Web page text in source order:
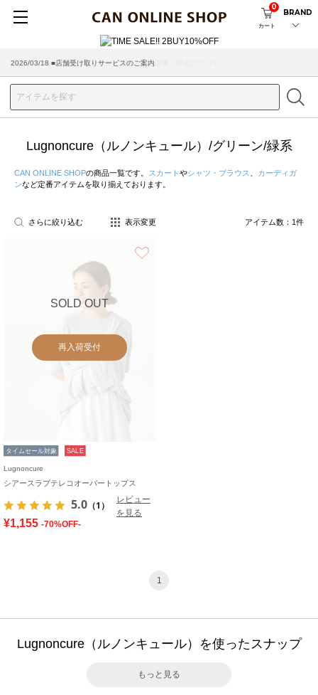
カート
0
BRAND
2026/03/18 ■店舗受け取りサービスのご案内
Lugnoncure（ルノンキュール）/グリーン/緑系
CAN ONLINE SHOPの商品一覧です。 スカート やシャツ・ブラウス
カーディガ
ンなど定番アイテムを取り揃えております。
さらに絞り込む 表示変更 アイテム数： 1件
SOLD OUT
再入荷受付
タイムセール対象 SALE
Lugnoncure
シアースラブテレコオーバートップス
5.0 （1）
レビュー
を見る
¥1,155 -70%OFF-
1
Lugnoncure（ルノンキュール）を使ったスナップ
もっと見る